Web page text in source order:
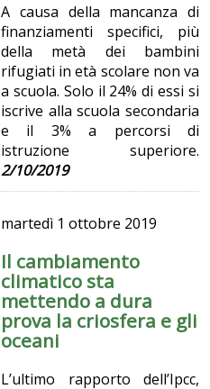
A causa della mancanza di
finanziamenti specifici, più
della metà dei bambini
rifugiati in età scolare non va
a scuola. Solo il 24% di essi si
iscrive alla scuola secondaria
e il 3% a percorsi di
istruzione superiore.
2/10/2019
martedì 1 ottobre 2019
Il cambiamento
climatico sta
mettendo a dura
prova la criosfera e gli
oceani
L’ultimo rapporto dell’Ipcc,